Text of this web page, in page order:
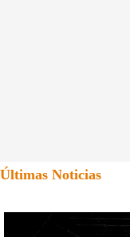
Últimas Noticias